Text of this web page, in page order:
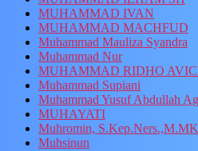
MUHAMMAD IVAN
MUHAMMAD MACHFUD
Muhammad Mauliza Syandra
Muhammad Nur
MUHAMMAD RIDHO
Muhammad Supiani
Muhammad Yusuf Abdullah
MUHAYATI
Muhromin,
Muhsinun